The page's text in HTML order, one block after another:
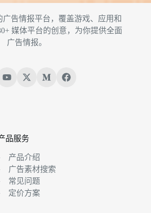
告情报平台，覆盖游戏、应用和
媒体平台的创意，为你提供全面
广告情报。
品服务
产品介绍
广告素材搜索
常见问题
定价方案